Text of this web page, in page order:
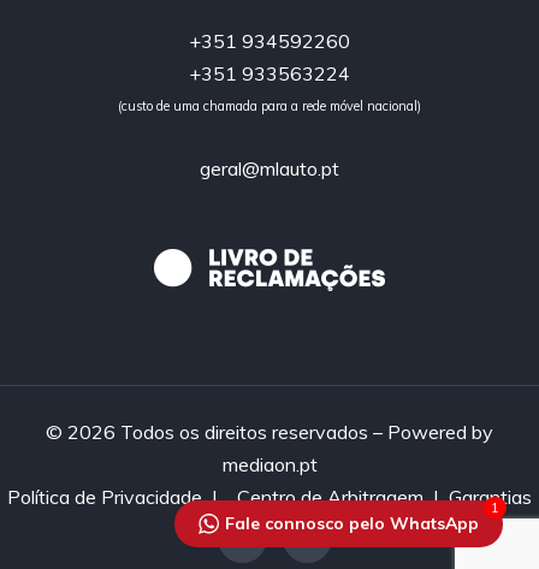
+351 934592260
+351 933563224
(custo de uma chamada para a rede móvel nacional)
geral@mlauto.pt
© 2026 Todos os direitos reservados – Powered by
mediaon.pt
Política de Privacidade|Centro de Arbitragem |Garantias
Fale connosco pelo WhatsApp
1